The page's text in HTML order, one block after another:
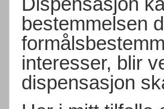
bestemmelsen
interesser, blir
dispensasjon